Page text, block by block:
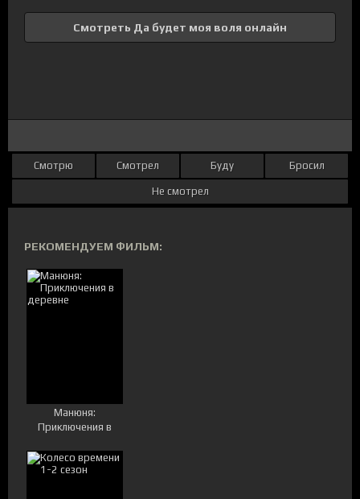
Смотреть Да будет моя воля онлайн
Смотрю Смотрел Буду Бросил
Не смотрел
РЕКОМЕНДУЕМ ФИЛЬМ:
Манюня:
Приключения в